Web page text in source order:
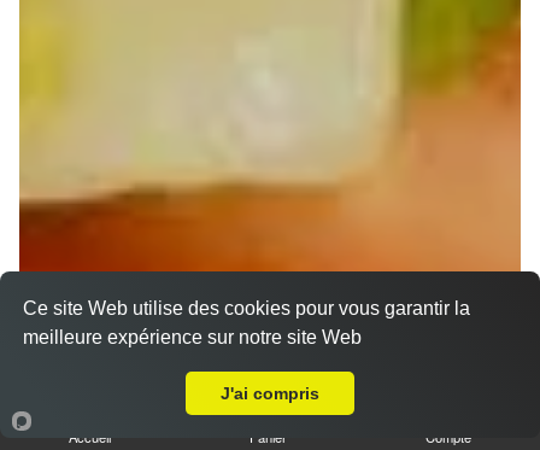
Nos Wraps à emporter proche Mommenheim
(67670)
Wraps Chicken
Accueil Panier Compte
Ce site Web utilise des cookies pour vous garantir la
meilleure expérience sur notre site Web
J'ai compris